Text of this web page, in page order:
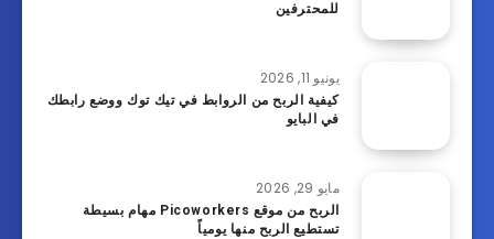
للمحترفين
يونيو 11, 2026
كيفية الربح من الروابط في تيك توك ووضع رابطك
في البايو
مايو 29, 2026
الربح من موقع Picoworkers مهام بسيطة
تستطيع الربح منها يومياً